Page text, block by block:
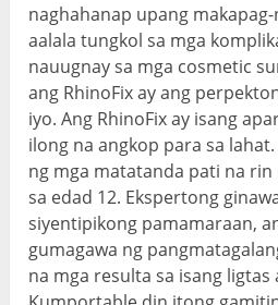
naghahanap upang
aalala tungkol sa mga
nauugnay sa mga cosmetic
ang RhinoFix ay ang
iyo. Ang RhinoFix ay isang
ilong na angkop para sa
ng mga matatanda pati na
sa edad 12. Ekspertong
siyentipikong pamamaraan,
gumagawa ng
na mga resulta sa isang